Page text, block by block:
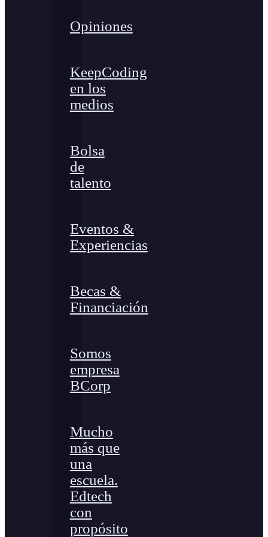
Opiniones
KeepCoding
en los
medios
Bolsa
de
talento
Eventos &
Experiencias
Becas &
Financiación
Somos
empresa
BCorp
Mucho
más que
una
escuela.
Edtech
con
propósito